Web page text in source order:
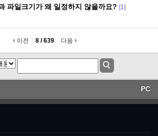
파일크기가 왜 일정하지 않을까요? [1]
이전 8 / 639 다음
PC